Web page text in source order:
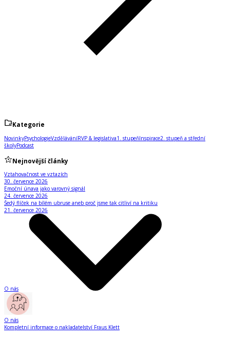
Kategorie
NovinkyPsychologieVzděláváníRVP & legislativa1. stupeňInspirace2. stupeň a střední
školyPodcast
Nejnovější články
Vztahovačnost ve vztazích
30. července 2026
Emoční únava jako varovný signál
24. července 2026
Šedý flíček na bílém ubruse aneb proč jsme tak citliví na kritiku
21. července 2026
O nás
O nás
Kompletní informace o nakladatelství Fraus Klett